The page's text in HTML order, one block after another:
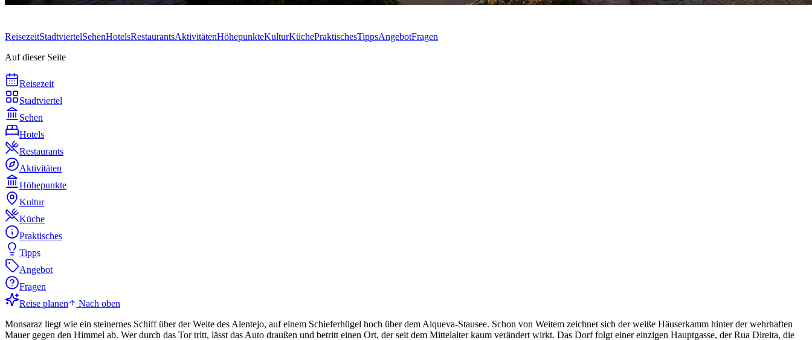
ReisezeitStadtviertelSehenHotelsRestaurantsAktivitätenHöhepunkteKulturKüchePraktischesTippsAngebotFragen
Auf dieser Seite
Reisezeit
Stadtviertel
Sehen
Hotels
Restaurants
Aktivitäten
Höhepunkte
Kultur
Küche
Praktisches
Tipps
Angebot
Fragen
Reise planen
Nach oben
Monsaraz liegt wie ein steinernes Schiff über der Weite des Alentejo, auf einem Schieferhügel hoch über dem Alqueva-Stausee. Schon von Weitem zeichnet sich der weiße Häuserkamm hinter der wehrhaften
Mauer gegen den Himmel ab. Wer durch das Tor tritt, lässt das Auto draußen und betritt einen Ort, der seit dem Mittelalter kaum verändert wirkt. Das Dorf folgt einer einzigen Hauptgasse, der Rua Direita, die